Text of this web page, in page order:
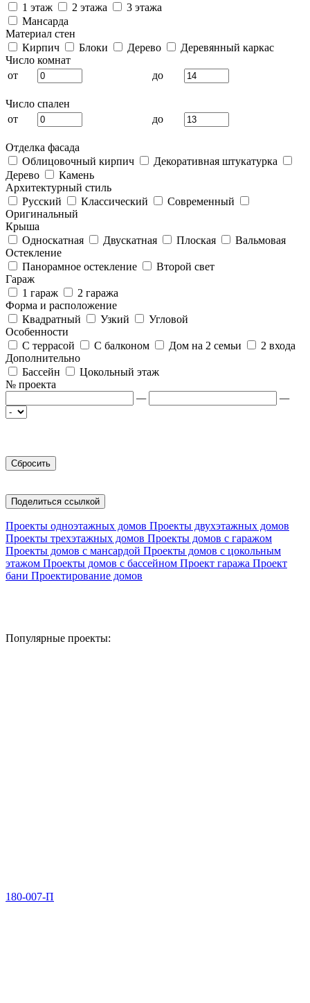
1 этаж
2 этажа
3 этажа
Мансарда
Материал стен
Кирпич
Блоки Дерево
Деревянный каркас
Число комнат
от
до
Число спален
от
до
Отделка фасада
Облицовочный кирпич
Декоративная штукатурка
Дерево
Камень
Архитектурный стиль
Русский
Классический
Современный
Оригинальный
Крыша
Односкатная
Двускатная Плоская
Вальмовая
Остекление
Панорамное остекление
Второй свет
Гараж
1 гараж
2 гаража
Форма и расположение
Квадратный
Узкий
Угловой
Особенности
С террасой
С балконом Дом на 2 семьи
2 входа
Дополнительно
Бассейн
Цокольный этаж
№ проекта
—
—
Поделиться ссылкой
Проекты одноэтажных домов Проекты двухэтажных домов
Проекты трехэтажных домов Проекты домов с гаражом
Проекты домов с мансардой Проекты домов с цокольным
этажом Проекты домов с бассейном Проект гаража Проект
бани Проектирование домов
Популярные проекты:
180-007-П